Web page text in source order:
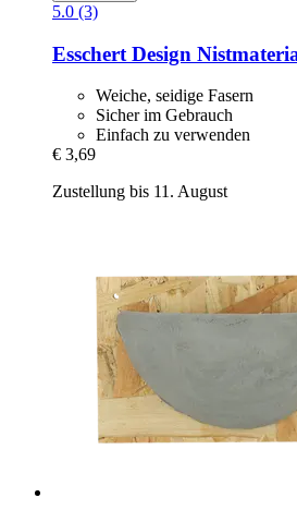
5.0 (3)
Esschert Design
Weiche, seidige Fasern
Sicher im Gebrauch
Einfach zu verwenden
€ 3,69
Zustellung bis 11. August